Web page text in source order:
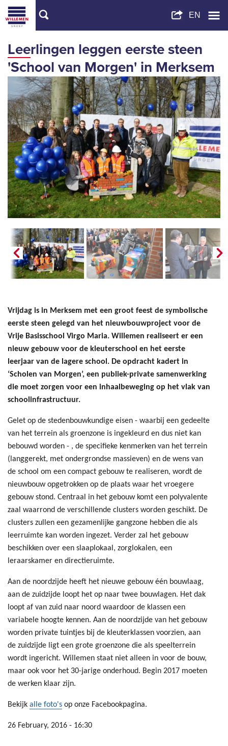
Leerlingen leggen eerste steen
'School van Morgen' in Merksem
Vrijdag is in Merksem met een groot feest de symbolische
eerste steen gelegd van het nieuwbouwproject voor de
Vrije Basisschool Virgo Maria. Willemen realiseert er een
nieuw gebouw voor de kleuterschool en het eerste
leerjaar van de lagere school. De opdracht kadert in
‘Scholen van Morgen’, een publiek-private samenwerking
die moet zorgen voor een inhaalbeweging op het vlak van
schoolinfrastructuur.
Gelet op de stedenbouwkundige eisen - waarbij een gedeelte
van het terrein als groenzone is ingekleurd en dus niet kan
bebouwd worden - , de specifieke kenmerken van het terrein
(langgerekt, met ondergrondse massieven) en de wens van
de school om een compact gebouw te realiseren, wordt de
nieuwbouw opgetrokken op de plaats waar het vroegere
gebouw stond. Centraal in het gebouw komt een polyvalente
zaal waarrond de verschillende clusters worden geschikt. De
clusters zullen een gezamenlijke gangzone hebben die als
leerruimte kan worden ingezet. Verder zal het gebouw
beschikken over een slaaplokaal, zorglokalen, een
leraarskamer en directieruimte.
Aan de noordzijde heeft het nieuwe gebouw één bouwlaag,
aan de zuidzijde loopt het op naar twee bouwlagen. Het dak
loopt af van zuid naar noord waardoor de klassen een
variabele hoogte kennen. Aan de noordzijde van het gebouw
worden private tuintjes bij de kleuterklassen voorzien, aan
de zuidzijde ligt een grote groenzone die als speelterrein
wordt ingericht. Willemen staat niet alleen in voor de bouw,
maar ook voor het 30-jarige onderhoud. Begin 2017 moeten
de werken klaar zijn.
Bekijk alle foto's op onze Facebookpagina.
26 February, 2016 - 16:30